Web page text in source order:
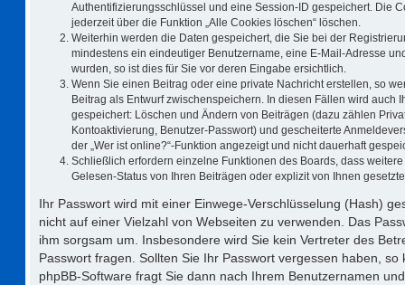
Authentifizierungsschlüssel und eine Session-ID gespeichert. Die
jederzeit über die Funktion „Alle Cookies löschen“ löschen.
Weiterhin werden die Daten gespeichert, die Sie bei der
mindestens ein eindeutiger Benutzername, eine E-Mail-Adresse
wurden, so ist dies für Sie vor deren Eingabe ersichtlich.
Wenn Sie einen Beitrag oder eine private Nachricht erstellen, so
Beitrag als Entwurf zwischenspeichern. In diesen Fällen wird
gespeichert: Löschen und Ändern von Beiträgen (dazu zählen
Kontoaktivierung, Benutzer-Passwort) und gescheiterte
der „Wer ist online?“-Funktion angezeigt und nicht dauerhaft
Schließlich erfordern einzelne Funktionen des Boards, dass
Gelesen-Status von Ihren Beiträgen oder explizit von Ihnen
Ihr Passwort wird mit einer Einwege-Verschlüsselung (Hash)
nicht auf einer Vielzahl von Webseiten zu verwenden. Das
ihm sorgsam um. Insbesondere wird Sie kein Vertreter des
Passwort fragen. Sollten Sie Ihr Passwort vergessen haben,
phpBB-Software fragt Sie dann nach Ihrem Benutzernamen